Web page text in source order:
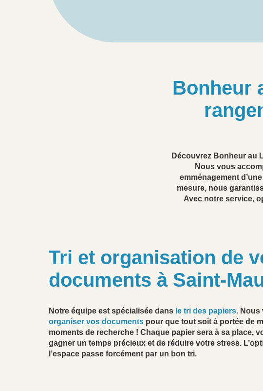
Bonheur
Découvrez Bonheur au
Nous vous
emménagement
mesure, nous
Avec notre service,
Tri et organisation de
documents à Saint-
Notre équipe est spécialisée dans le tri des papiers. Nous
organiser vos documents pour que tout soit à portée de
moments de recherche ! Chaque papier sera à sa place,
gagner un temps précieux et de réduire votre stress.
l’espace passe forcément par un bon tri.